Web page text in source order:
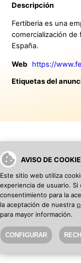
AVISO DE
Este sitio web utiliza
experiencia de usuario.
consentimiento para la
la aceptación de nuestra
para mayor información.
CONFIGURAR
Descripción
Fertiberia es una
comercialización de
España.
Web
https://
Etiquetas del
VOLVER A INICIO
SEO Blog ·Aviso